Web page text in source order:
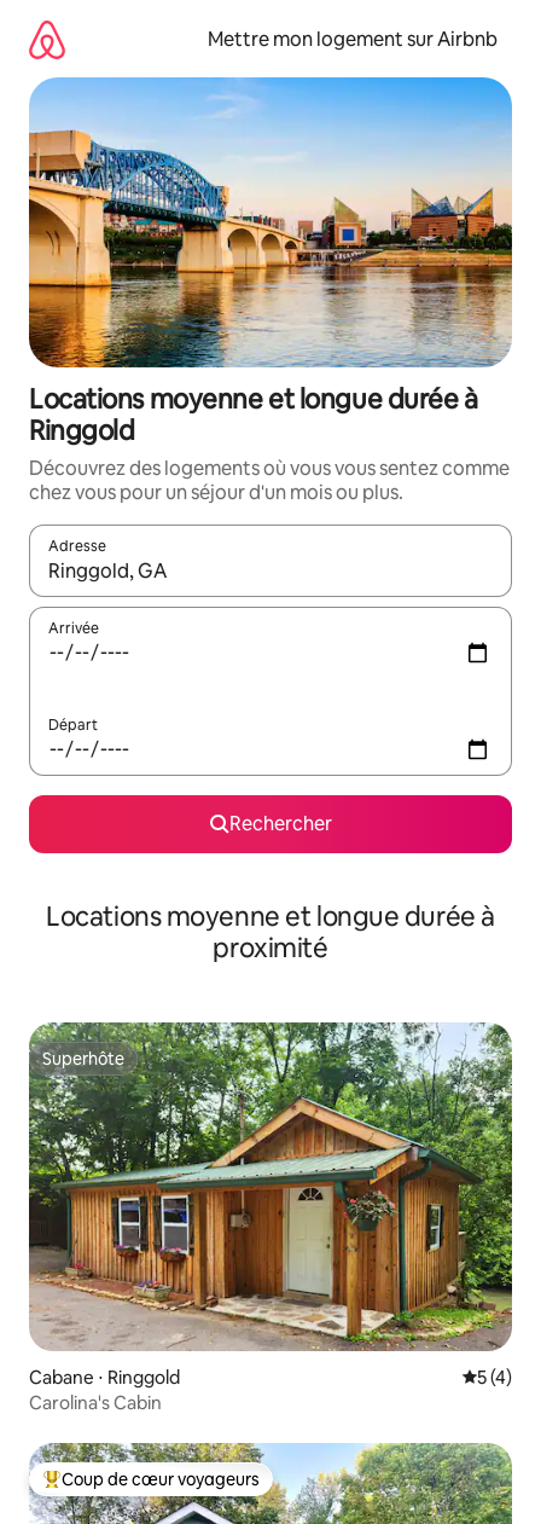
directement
contenu
Mettre mon logement sur Airbnb
Locations moyenne et longue durée à
Ringgold
Découvrez des logements où vous vous sentez comme
chez vous pour un séjour d'un mois ou plus.
Adresse
Lorsque les résultats s'affichent, utilisez les flèches vers le
Arrivée
Départ
Rechercher
Locations moyenne et longue durée à
proximité
Superhôte
Superhôte
Cabane ⋅ Ringgold
5 (4)
Carolina's Cabin
Coups de cœur voyageurs les plus appréciés
Coup de cœur voyageurs